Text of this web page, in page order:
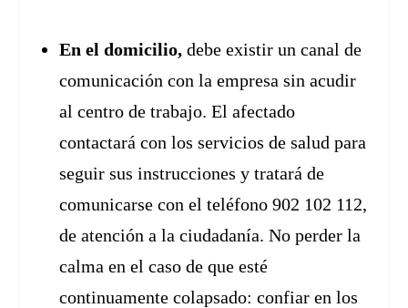
En el domicilio, debe existir un canal de
comunicación con la empresa sin acudir
al centro de trabajo. El afectado
contactará con los servicios de salud para
seguir sus instrucciones y tratará de
comunicarse con el teléfono 902 102 112,
de atención a la ciudadanía. No perder la
calma en el caso de que esté
continuamente colapsado: confiar en los